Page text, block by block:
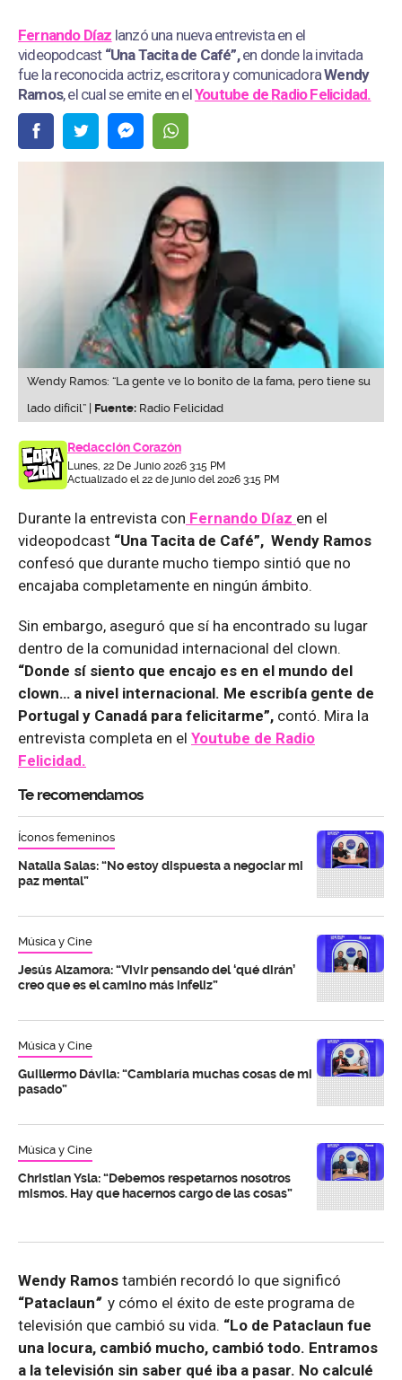
Fernando Díaz lanzó una nueva entrevista en el
videopodcast “Una Tacita de Café”,en donde la invitada
fue la reconocida actriz, escritora y comunicadoraWendy
Ramos, el cual se emite en elYoutube de Radio Felicidad.
Wendy Ramos: “La gente ve lo bonito de la fama, pero tiene su
lado difícil” | Fuente: Radio Felicidad
Redacción Corazón
Lunes, 22 De Junio 2026 3:15 PM
Actualizado el 22 de junio del 2026 3:15 PM
Durante la entrevista con Fernando Díaz en el
videopodcast “Una Tacita de Café”, Wendy Ramos
confesó que durante mucho tiempo sintió que no
encajaba completamente en ningún ámbito.
Sin embargo, aseguró que sí ha encontrado su lugar
dentro de la comunidad internacional del clown.
“Donde sí siento que encajo es en el mundo del
clown… a nivel internacional. Me escribía gente de
Portugal y Canadá para felicitarme”, contó. Mira la
entrevista completa en el Youtube de Radio
Felicidad.
Te recomendamos
Íconos femeninos
Natalia Salas: “No estoy dispuesta a negociar mi
paz mental”
Música y Cine
Jesús Alzamora: “Vivir pensando del ‘qué dirán’
creo que es el camino más infeliz”
Música y Cine
Guillermo Dávila: “Cambiaría muchas cosas de mi
pasado”
Música y Cine
Christian Ysla: “Debemos respetarnos nosotros
mismos. Hay que hacernos cargo de las cosas”
Wendy Ramos también recordó lo que significó
“Pataclaun” y cómo el éxito de este programa de
televisión que cambió su vida. “Lo de Pataclaun fue
una locura, cambió mucho, cambió todo. Entramos
a la televisión sin saber qué iba a pasar. No calculé